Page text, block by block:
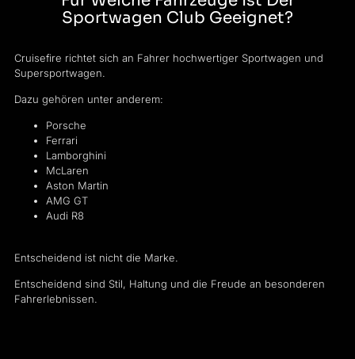
Sportwagen Club Geeignet?
Cruisefire richtet sich an Fahrer hochwertiger Sportwagen und
Supersportwagen.
Dazu gehören unter anderem:
Porsche
Ferrari
Lamborghini
McLaren
Aston Martin
AMG GT
Audi R8
Entscheidend ist nicht die Marke.
Entscheidend sind Stil, Haltung und die Freude an besonderen
Fahrerlebnissen.